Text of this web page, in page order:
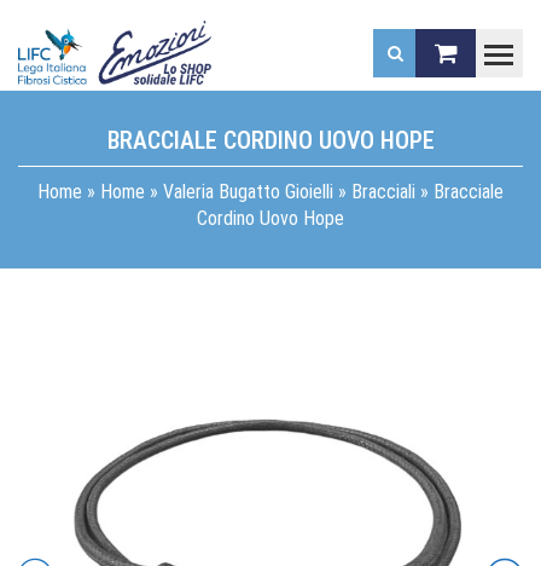
BRACCIALE CORDINO UOVO HOPE
Home » Home » Valeria Bugatto Gioielli » Bracciali » Bracciale
Cordino Uovo Hope